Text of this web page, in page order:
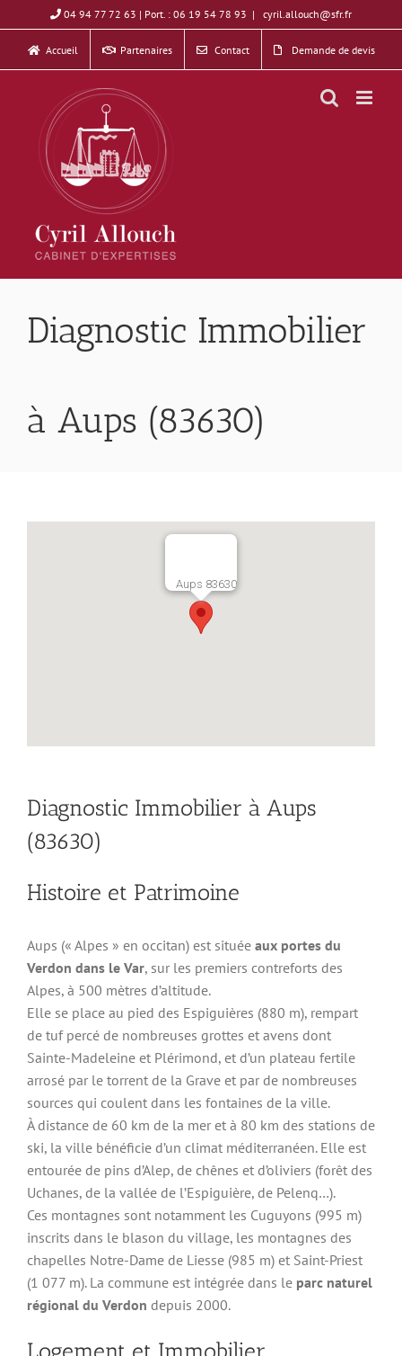
to
content
04 94 77 72 63 | Port. : 06 19 54 78 93 | cyril.allouch@sfr.fr
Accueil Partenaires Contact Demande de devis
Diagnostic Immobilier
à Aups (83630)
Aups 83630
Diagnostic Immobilier à Aups
(83630)
Histoire et Patrimoine
Aups (« Alpes » en occitan) est située aux portes du
Verdon dans le Var, sur les premiers contreforts des
Alpes, à 500 mètres d’altitude.
Elle se place au pied des Espiguières (880 m), rempart
de tuf percé de nombreuses grottes et avens dont
Sainte-Madeleine et Plérimond, et d’un plateau fertile
arrosé par le torrent de la Grave et par de nombreuses
sources qui coulent dans les fontaines de la ville.
À distance de 60 km de la mer et à 80 km des stations de
ski, la ville bénéficie d’un climat méditerranéen. Elle est
entourée de pins d’Alep, de chênes et d’oliviers (forêt des
Uchanes, de la vallée de l’Espiguière, de Pelenq…).
Ces montagnes sont notamment les Cuguyons (995 m)
inscrits dans le blason du village, les montagnes des
chapelles Notre-Dame de Liesse (985 m) et Saint-Priest
(1 077 m). La commune est intégrée dans le parc naturel
régional du Verdon depuis 2000.
Logement et Immobilier